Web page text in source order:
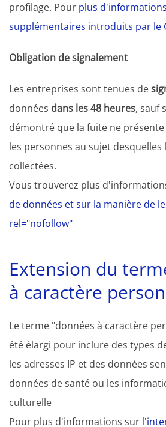
profilage. Pour plus
supplémentaires introduits par le
Obligation de signalement
Les entreprises sont tenues de
données dans les 48 heures, sauf
démontré que la fuite ne
les personnes au sujet
collectées.
Vous trouverez plus
de données et sur la manière de
rel="nofollow"
Extension du
à caractère
Le terme "données à caractère
été élargi pour inclure des types
les adresses IP et des données
données de santé ou les
culturelle
Pour plus d'informations sur l'